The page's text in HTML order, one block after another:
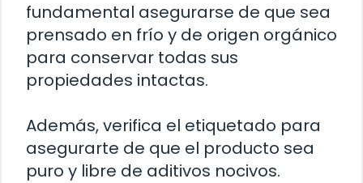
fundamental asegurarse de que sea
prensado en frío y de origen orgánico
para conservar todas sus
propiedades intactas.
Además, verifica el etiquetado para
asegurarte de que el producto sea
puro y libre de aditivos nocivos.